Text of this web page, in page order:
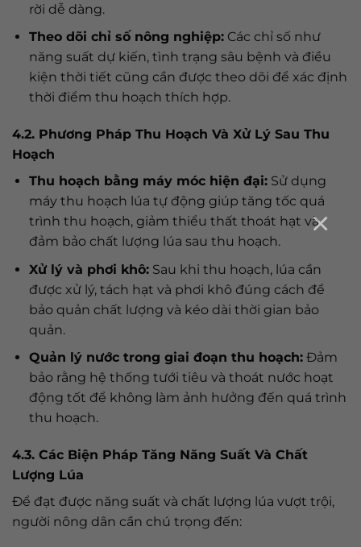
×
rời dễ dàng.
Theo dõi chỉ số nông nghiệp:Các chỉ số như
năng suất dự kiến, tình trạng sâu bệnh và điều
kiện thời tiết cũng cần được theo dõi để xác định
thời điểm thu hoạch thích hợp.
4.2. Phương Pháp Thu Hoạch Và Xử Lý Sau Thu
Hoạch
Thu hoạch bằng máy móc hiện đại:Sử dụng
máy thu hoạch lúa tự động giúp tăng tốc quá
trình thu hoạch, giảm thiểu thất thoát hạt và
đảm bảo chất lượng lúa sau thu hoạch.
Xử lý và phơi khô:Sau khi thu hoạch, lúa cần
được xử lý, tách hạt và phơi khô đúng cách để
bảo quản chất lượng và kéo dài thời gian bảo
quản.
Quản lý nước trong giai đoạn thu hoạch:Đảm
bảo rằng hệ thống tưới tiêu và thoát nước hoạt
động tốt để không làm ảnh hưởng đến quá trình
thu hoạch.
4.3. Các Biện Pháp Tăng Năng Suất Và Chất
Lượng Lúa
Để đạt được năng suất và chất lượng lúa vượt trội,
người nông dân cần chú trọng đến: